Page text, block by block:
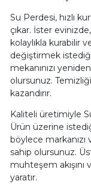
Su Perdesi, hızlı
çıkar. İster
kolaylıkla kurabilir
değiştirmek
mekanınızı
olursunuz.
kazandırır.
Kaliteli üretimiyle
Ürün üzerine
böylece
sahip olursunuz.
muhteşem
yaratır.